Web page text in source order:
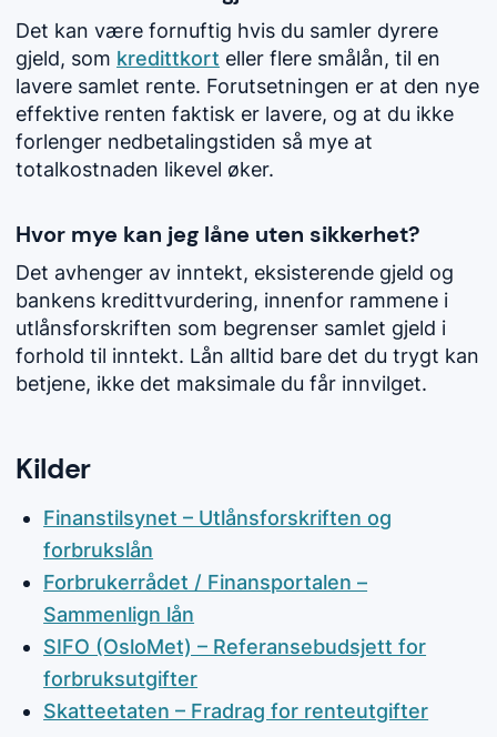
Det kan være fornuftig hvis du samler dyrere
gjeld, som kredittkort eller flere smålån, til en
lavere samlet rente. Forutsetningen er at den nye
effektive renten faktisk er lavere, og at du ikke
forlenger nedbetalingstiden så mye at
totalkostnaden likevel øker.
Hvor mye kan jeg låne uten sikkerhet?
Det avhenger av inntekt, eksisterende gjeld og
bankens kredittvurdering, innenfor rammene i
utlånsforskriften som begrenser samlet gjeld i
forhold til inntekt. Lån alltid bare det du trygt kan
betjene, ikke det maksimale du får innvilget.
Kilder
Finanstilsynet – Utlånsforskriften og
forbrukslån
Forbrukerrådet / Finansportalen –
Sammenlign lån
SIFO (OsloMet) – Referansebudsjett for
forbruksutgifter
Skatteetaten – Fradrag for renteutgifter